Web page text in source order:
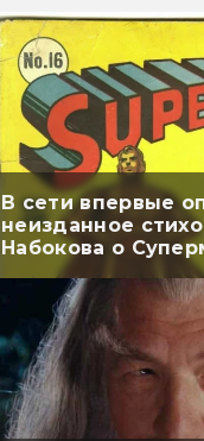
В сети впервые
неизданное
Набокова о
перевели